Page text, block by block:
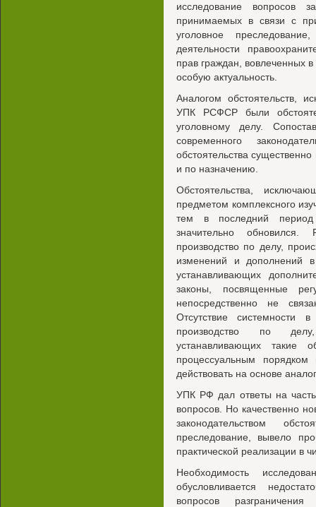
исследование вопросов
принимаемых в связи с
уголовное
деятельности
прав граждан, вовлеченных
особую актуальность.
Аналогом обстоятельств,
УПК РСФСР были
уголовному делу.
современного
обстоятельства
и по назначению.
Обстоятельства,
предметом комплексного
тем в последний
значительно обновился.
производство по делу,
изменений и
устанавливающих
законы, посвященные
непосредственно не
Отсутствие системности
производство по
устанавливающих такие
процессуальным
действовать на основе
УПК РФ дал ответы на
вопросов. Но качественно
законодательством
преследование, вывело
практической реализации в
Необходимость
обусловливается
вопросов